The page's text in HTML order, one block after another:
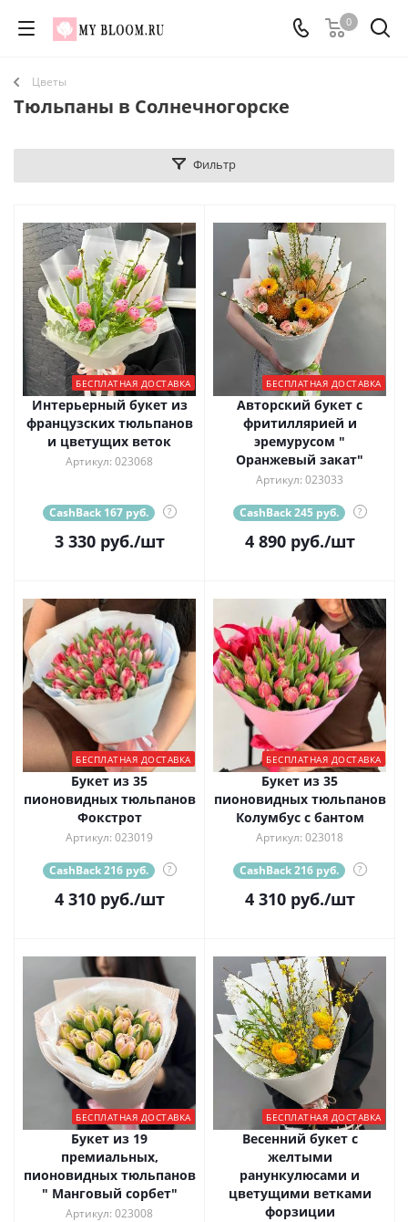
0
Цветы
Тюльпаны в Солнечногорске
Фильтр
БЕСПЛАТНАЯ ДОСТАВКА
Интерьерный букет из
французских тюльпанов
и цветущих веток
Артикул: 023068
CashBack 167 руб. ?
3 330руб./шт
БЕСПЛАТНАЯ ДОСТАВКА
Авторский букет с
фритиллярией и
эремурусом "
Оранжевый закат"
Артикул: 023033
CashBack 245 руб. ?
4 890руб./шт
БЕСПЛАТНАЯ ДОСТАВКА
Букет из 35
пионовидных тюльпанов
Фокстрот
Артикул: 023019
CashBack 216 руб. ?
4 310руб./шт
БЕСПЛАТНАЯ ДОСТАВКА
Букет из 35
пионовидных тюльпанов
Колумбус с бантом
Артикул: 023018
CashBack 216 руб. ?
4 310руб./шт
БЕСПЛАТНАЯ ДОСТАВКА
Букет из 19
премиальных,
пионовидных тюльпанов
" Манговый сорбет"
Артикул: 023008
БЕСПЛАТНАЯ ДОСТАВКА
Весенний букет с
желтыми
ранункулюсами и
цветущими ветками
форзиции